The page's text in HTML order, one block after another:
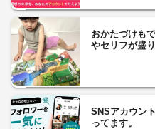
おかたづけも
やセリフが盛
SNSアカウン
ってます。